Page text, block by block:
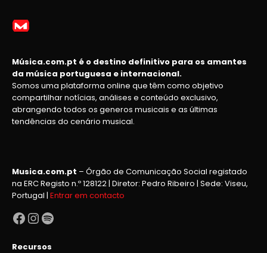
Música.com.pt é o destino definitivo para os amantes
da música portuguesa e internacional.
Somos uma plataforma online que têm como objetivo
compartilhar notícias, análises e conteúdo exclusivo,
abrangendo todos os generos musicais e as últimas
tendências do cenário musical.
Musica.com.pt – Órgão de Comunicação Social registado
na ERC Registo n.º 128122 | Diretor: Pedro Ribeiro | Sede: Viseu,
Portugal | Entrar em contacto
Facebook
Instagram
Spotify
Recursos